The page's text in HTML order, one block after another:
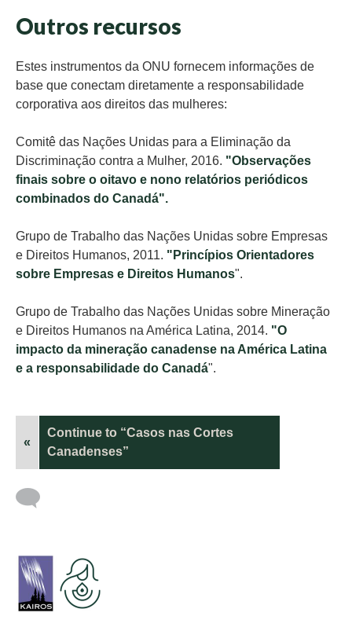
Outros recursos
Estes instrumentos da ONU fornecem informações de
base que conectam diretamente a responsabilidade
corporativa aos direitos das mulheres:
Comitê das Nações Unidas para a Eliminação da
Discriminação contra a Mulher, 2016. "Observações
finais sobre o oitavo e nono relatórios periódicos
combinados do Canadá".
Grupo de Trabalho das Nações Unidas sobre Empresas
e Direitos Humanos, 2011. " Princípios Orientadores
sobre Empresas e Direitos Humanos".
Grupo de Trabalho das Nações Unidas sobre Mineração
e Direitos Humanos na América Latina, 2014. "O
impacto da mineração canadense na América Latina
e a responsabilidade do Canadá".
«
Continue to “Casos nas Cortes
Canadenses”